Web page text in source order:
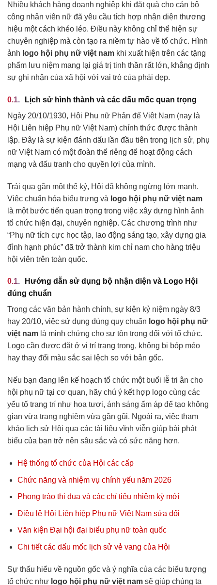
Nhiều khách hàng doanh nghiệp khi đặt quà cho cán bộ
công nhân viên nữ đã yêu cầu tích hợp nhận diện thương
hiệu một cách khéo léo. Điều này không chỉ thể hiện sự
chuyên nghiệp mà còn tạo ra niềm tự hào về tổ chức. Hình
ảnh logo hội phụ nữ việt nam khi xuất hiện trên các tặng
phẩm lưu niệm mang lại giá trị tinh thần rất lớn, khẳng định
sự ghi nhận của xã hội với vai trò của phái đẹp.
Lịch sử hình thành và các dấu mốc quan trọng
Ngày 20/10/1930, Hội Phụ nữ Phản đế Việt Nam (nay là
Hội Liên hiệp Phụ nữ Việt Nam) chính thức được thành
lập. Đây là sự kiện đánh dấu lần đầu tiên trong lịch sử, phụ
nữ Việt Nam có một đoàn thể riêng để hoạt động cách
mạng và đấu tranh cho quyền lợi của mình.
Trải qua gần một thế kỷ, Hội đã không ngừng lớn mạnh.
Việc chuẩn hóa biểu trưng và logo hội phụ nữ việt nam
là một bước tiến quan trọng trong việc xây dựng hình ảnh
tổ chức hiện đại, chuyên nghiệp. Các chương trình như
“Phụ nữ tích cực học tập, lao động sáng tạo, xây dựng gia
đình hạnh phúc” đã trở thành kim chỉ nam cho hàng triệu
hội viên trên toàn quốc.
Hướng dẫn sử dụng bộ nhận diện và Logo Hội
đúng chuẩn
Trong các văn bản hành chính, sự kiện kỷ niệm ngày 8/3
hay 20/10, việc sử dụng đúng quy chuẩn logo hội phụ nữ
việt nam là minh chứng cho sự tôn trọng đối với tổ chức.
Logo cần được đặt ở vị trí trang trọng, không bị bóp méo
hay thay đổi màu sắc sai lệch so với bản gốc.
Nếu bạn đang lên kế hoạch tổ chức một buổi lễ tri ân cho
hội phụ nữ tại cơ quan, hãy chú ý kết hợp logo cùng các
yếu tố trang trí như hoa tươi, ánh sáng ấm áp để tạo không
gian vừa trang nghiêm vừa gần gũi. Ngoài ra, việc tham
khảo lịch sử Hội qua các tài liệu vĩnh viễn giúp bài phát
biểu của bạn trở nên sâu sắc và có sức nặng hơn.
Hệ thống tổ chức của Hội các cấp
Chức năng và nhiệm vụ chính yếu năm 2026
Phong trào thi đua và các chỉ tiêu nhiệm kỳ mới
Điều lệ Hội Liên hiệp Phụ nữ Việt Nam sửa đổi
Văn kiện Đại hội đại biểu phụ nữ toàn quốc
Chi tiết các dấu mốc lịch sử vẻ vang của Hội
Sự thấu hiểu về nguồn gốc và ý nghĩa của các biểu tượng
tổ chức như logo hội phụ nữ việt nam sẽ giúp chúng ta